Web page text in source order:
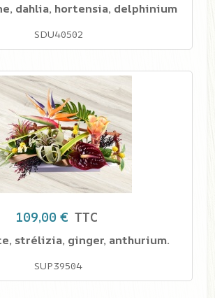
dahlia, hortensia, delphinium
SDU40502
109,00 € TTC
strélizia, ginger, anthurium.
SUP39504